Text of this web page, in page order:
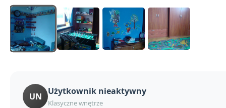
UN Użytkownik nieaktywny
Klasyczne wnętrze